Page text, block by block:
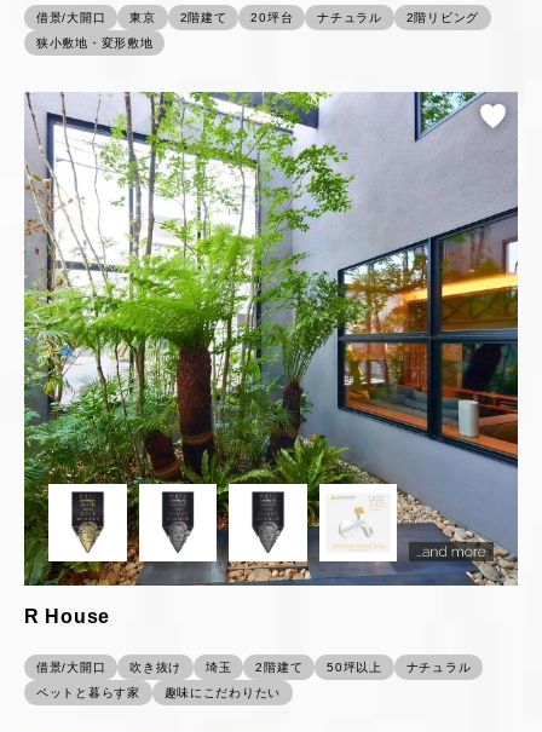
借景/大開口 東京 2階建て 20坪台 ナチュラル
2階リビング
狭小敷地・変形敷地
R House
借景/大開口 吹き抜け 埼玉 2階建て 50坪以上
ナチュラル
ペットと暮らす家
趣味にこだわりたい